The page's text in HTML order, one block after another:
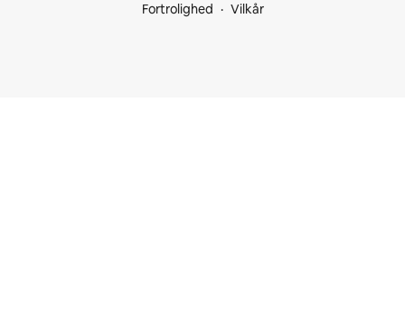
Fortrolighed
Vilkår